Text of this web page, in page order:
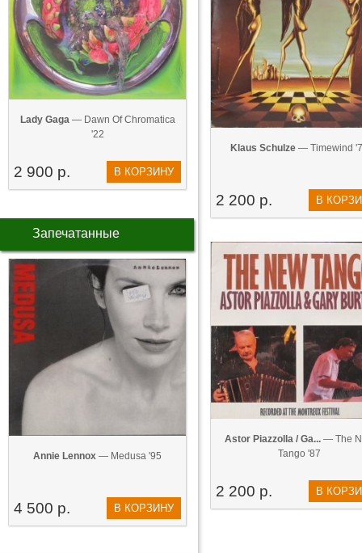
Lady Gaga— Dawn Of Chromatica
'22
2 900 р. В КОРЗИНУ
Запечатанные
Annie Lennox — Medusa '95
4 500 р. В КОРЗИНУ
Klaus Schulze — Timewind
2 200 р. В
Astor Piazzolla / Ga...— The
Tango '87
2 200 р. В